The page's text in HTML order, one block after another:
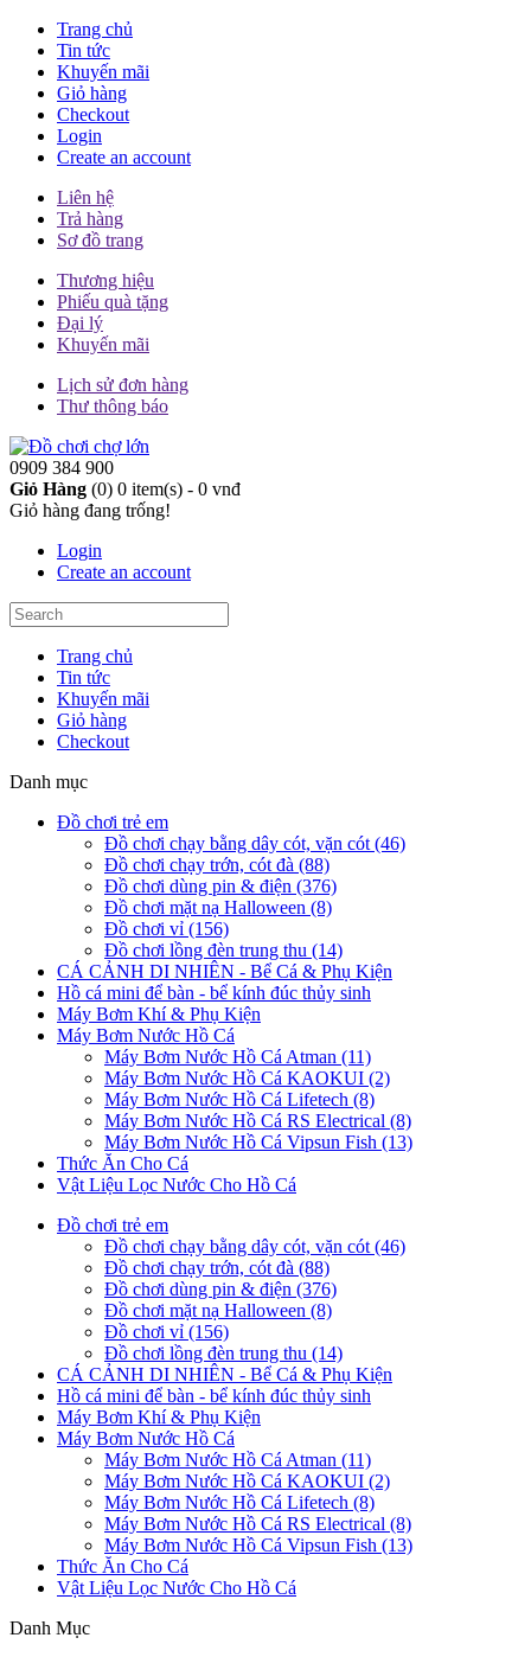
Trang chủ
Tin tức
Khuyến mãi
Giỏ hàng
Checkout
Login
Create an account
Liên hệ
Trả hàng
Sơ đồ trang
Thương hiệu
Phiếu quà tặng
Đại lý
Khuyến mãi
Lịch sử đơn hàng
Thư thông báo
0909 384 900
Giỏ Hàng (0) 0 item(s) - 0 vnđ
Giỏ hàng đang trống!
Login
Create an account
Trang chủ
Tin tức
Khuyến mãi
Giỏ hàng
Checkout
Danh mục
Đồ chơi trẻ em
Đồ chơi chạy bằng dây cót, vặn cót (46)
Đồ chơi chạy trớn, cót đà (88)
Đồ chơi dùng pin & điện (376)
Đồ chơi mặt nạ Halloween (8)
Đồ chơi vỉ (156)
Đồ chơi lồng đèn trung thu (14)
CÁ CẢNH DI NHIÊN - Bể Cá & Phụ Kiện
Hồ cá mini để bàn - bể kính đúc thủy sinh
Máy Bơm Khí & Phụ Kiện
Máy Bơm Nước Hồ Cá
Máy Bơm Nước Hồ Cá Atman (11)
Máy Bơm Nước Hồ Cá KAOKUI (2)
Máy Bơm Nước Hồ Cá Lifetech (8)
Máy Bơm Nước Hồ Cá RS Electrical (8)
Máy Bơm Nước Hồ Cá Vipsun Fish (13)
Thức Ăn Cho Cá
Vật Liệu Lọc Nước Cho Hồ Cá
Đồ chơi trẻ em
Đồ chơi chạy bằng dây cót, vặn cót (46)
Đồ chơi chạy trớn, cót đà (88)
Đồ chơi dùng pin & điện (376)
Đồ chơi mặt nạ Halloween (8)
Đồ chơi vỉ (156)
Đồ chơi lồng đèn trung thu (14)
CÁ CẢNH DI NHIÊN - Bể Cá & Phụ Kiện
Hồ cá mini để bàn - bể kính đúc thủy sinh
Máy Bơm Khí & Phụ Kiện
Máy Bơm Nước Hồ Cá
Máy Bơm Nước Hồ Cá Atman (11)
Máy Bơm Nước Hồ Cá KAOKUI (2)
Máy Bơm Nước Hồ Cá Lifetech (8)
Máy Bơm Nước Hồ Cá RS Electrical (8)
Máy Bơm Nước Hồ Cá Vipsun Fish (13)
Thức Ăn Cho Cá
Vật Liệu Lọc Nước Cho Hồ Cá
Danh Mục